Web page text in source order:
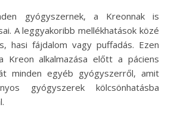
gyógyszernek, a Kreonnak is
A leggyakoribb mellékhatások közé
hasi fájdalom vagy puffadás. Ezen
Kreon alkalmazása előtt a páciens
minden egyéb gyógyszerről, amit
gyógyszerek kölcsönhatásba